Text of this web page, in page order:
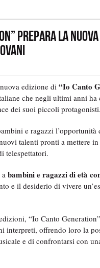
prepara la
edizione di “Io Canto
che negli ultimi anni
dei suoi piccoli protagonisti.
e ragazzi
talenti pronti a mettere
telespettatori.
a bambini e ragazzi di età
e il desiderio di vivere
“Io Canto
interpreti, offrendo loro la
e di confrontarsi con